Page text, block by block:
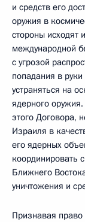
и средств его
оружия в
стороны исходят
международной
с угрозой
попадания в
устраняться на
ядерного
этого Договора,
Израиля в
его ядерных
координировать
Ближнего
уничтожения и
Признавая